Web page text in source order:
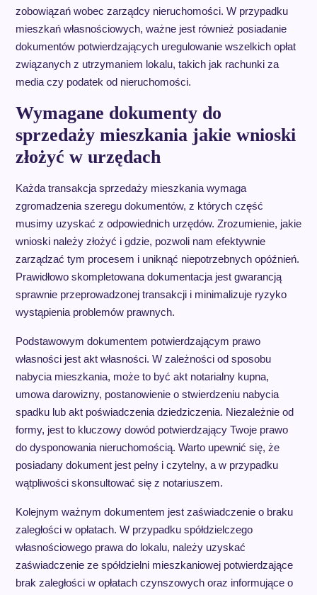
zobowiązań wobec zarządcy nieruchomości. W przypadku
mieszkań własnościowych, ważne jest również posiadanie
dokumentów potwierdzających uregulowanie wszelkich opłat
związanych z utrzymaniem lokalu, takich jak rachunki za
media czy podatek od nieruchomości.
Wymagane dokumenty do
sprzedaży mieszkania jakie wnioski
złożyć w urzędach
Każda transakcja sprzedaży mieszkania wymaga
zgromadzenia szeregu dokumentów, z których część
musimy uzyskać z odpowiednich urzędów. Zrozumienie, jakie
wnioski należy złożyć i gdzie, pozwoli nam efektywnie
zarządzać tym procesem i uniknąć niepotrzebnych opóźnień.
Prawidłowo skompletowana dokumentacja jest gwarancją
sprawnie przeprowadzonej transakcji i minimalizuje ryzyko
wystąpienia problemów prawnych.
Podstawowym dokumentem potwierdzającym prawo
własności jest akt własności. W zależności od sposobu
nabycia mieszkania, może to być akt notarialny kupna,
umowa darowizny, postanowienie o stwierdzeniu nabycia
spadku lub akt poświadczenia dziedziczenia. Niezależnie od
formy, jest to kluczowy dowód potwierdzający Twoje prawo
do dysponowania nieruchomością. Warto upewnić się, że
posiadany dokument jest pełny i czytelny, a w przypadku
wątpliwości skonsultować się z notariuszem.
Kolejnym ważnym dokumentem jest zaświadczenie o braku
zaległości w opłatach. W przypadku spółdzielczego
własnościowego prawa do lokalu, należy uzyskać
zaświadczenie ze spółdzielni mieszkaniowej potwierdzające
brak zaległości w opłatach czynszowych oraz informujące o